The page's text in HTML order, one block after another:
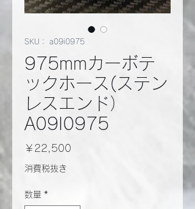
SKU： a09i0975
975mmカーボテ
ックホース(ステン
レスエンド）
A09I0975
￥22,500
消費税抜き
数量 *